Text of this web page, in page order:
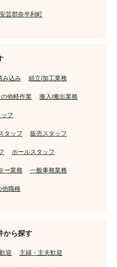
安芸郡奈半利町
み込み 組立/加工業務
の他軽作業 搬入/搬出業務
フ
タッフ 販売スタッフ
ホールスタッフ
ー業務 一般事務業務
他職種
から探す
迎 主婦・主夫歓迎